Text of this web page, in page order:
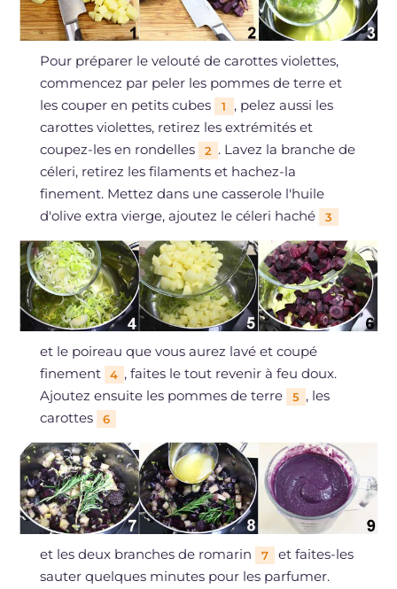
Pour préparer le velouté de carottes violettes,
commencez par peler les pommes de terre et
les couper en petits cubes
1
, pelez aussi les
carottes violettes, retirez les extrémités et
coupez-les en rondelles
2 . Lavez la branche de
céleri, retirez les filaments et hachez-la
finement. Mettez dans une casserole l'huile
d'olive extra vierge, ajoutez le céleri haché
3
et le poireau que vous aurez lavé et coupé
finement
4 , faites le tout revenir à feu doux.
Ajoutez ensuite les pommes de terre
5 , les
carottes
6
et les deux branches de romarin 7
et faites-les
sauter quelques minutes pour les parfumer.